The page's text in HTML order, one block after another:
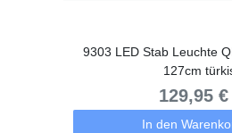
9303 LED Stab Leuchte
127cm
129,95
In den